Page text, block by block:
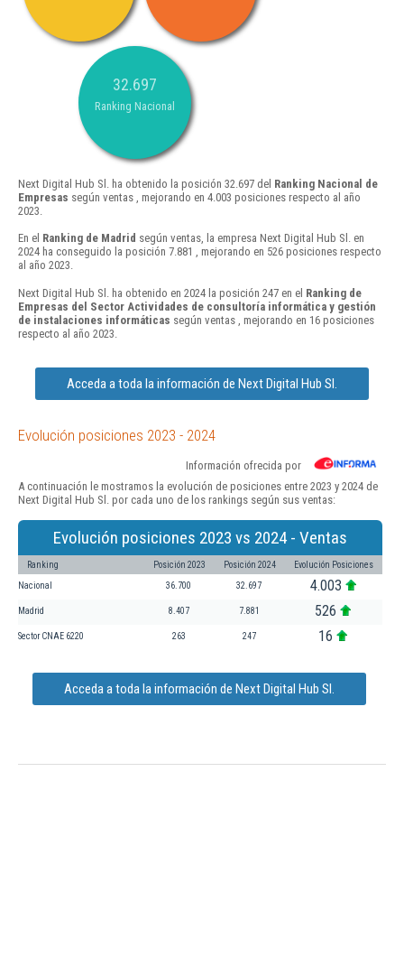
32.697
Ranking Nacional
Next Digital Hub Sl. ha obtenido la posición 32.697 del Ranking Nacional de
Empresas según ventas , mejorando en 4.003 posiciones respecto al año
2023.
En el Ranking de Madrid según ventas, la empresa Next Digital Hub Sl. en
2024 ha conseguido la posición 7.881 , mejorando en 526 posiciones respecto
al año 2023.
Next Digital Hub Sl. ha obtenido en 2024 la posición 247 en el Ranking de
Empresas del Sector Actividades de consultoría informática y gestión
de instalaciones informáticas según ventas , mejorando en 16 posiciones
respecto al año 2023.
Acceda a toda la información de Next Digital Hub Sl.
Evolución posiciones 2023 - 2024
Información ofrecida por
A continuación le mostramos la evolución de posiciones entre 2023 y 2024 de
Next Digital Hub Sl. por cada uno de los rankings según sus ventas:
Evolución posiciones 2023 vs 2024 - Ventas
Ranking Posición 2023 Posición 2024 Evolución Posiciones
Nacional 36.700 32.697 4.003
Madrid 8.407 7.881 526
Sector CNAE 6220 263 247 16
Acceda a toda la información de Next Digital Hub Sl.